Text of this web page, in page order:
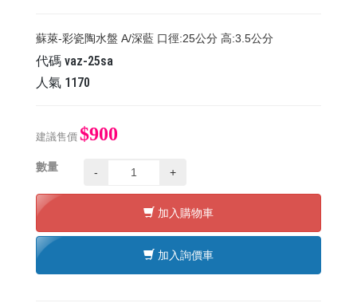
蘇萊-彩瓷陶水盤 A/深藍 口徑:25公分 高:3.5公分
代碼 vaz-25sa
人氣 1170
建議售價 $900
數量 - +
加入購物車
加入詢價車